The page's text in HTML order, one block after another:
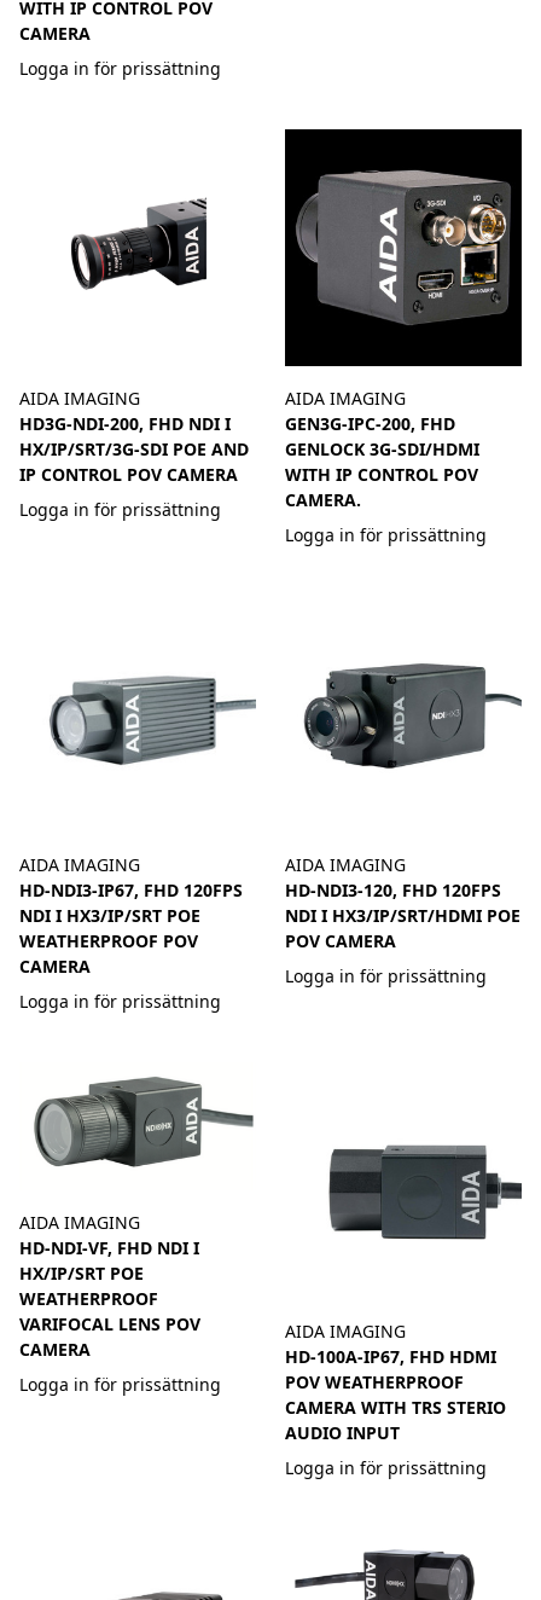
WITH IP CONTROL POV
CAMERA
Logga in för prissättning
AIDA IMAGING
HD3G-NDI-200, FHD NDI I
HX/IP/SRT/3G-SDI POE AND
IP CONTROL POV CAMERA
Logga in för prissättning
AIDA IMAGING
GEN3G-IPC-200, FHD
GENLOCK 3G-SDI/HDMI
WITH IP CONTROL POV
CAMERA.
Logga in för prissättning
AIDA IMAGING
HD-NDI3-IP67, FHD 120FPS
NDI I HX3/IP/SRT POE
WEATHERPROOF POV
CAMERA
Logga in för prissättning
AIDA IMAGING
HD-NDI3-120, FHD 120FPS
NDI I HX3/IP/SRT/HDMI POE
POV CAMERA
Logga in för prissättning
AIDA IMAGING
HD-NDI-VF, FHD NDI I
HX/IP/SRT POE
WEATHERPROOF
VARIFOCAL LENS POV
CAMERA
Logga in för prissättning
AIDA IMAGING
HD-100A-IP67, FHD HDMI
POV WEATHERPROOF
CAMERA WITH TRS STERIO
AUDIO INPUT
Logga in för prissättning